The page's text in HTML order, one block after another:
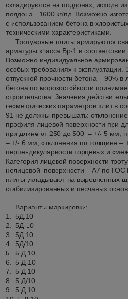
складируются на поддонах, исходя
поддона - 1600 кг/пд. Возможно
с использованием бетона в
техническими характеристиками.
Тротуарные плиты армируются
арматуры класса Вр-1 в
Возможно индивидуальное
особых требованиях к
отпускной прочности бетона – 90%
бетона по морозостойкости
строительства. Значения
геометрических параметров плит в
91 не должны превышать:
профиля лицевой поверхности при
при длине от 250 до 500 – +/- 5 мм;
– +/- 6 мм; отклонения по толщине –
перпендикулярности торцевых и
Категория лицевой поверхности
нелицевой поверхности – А7 по
плиты укладывают на выровненных
стабилизированных и песчаных
Варианты маркировки:
1. 5Д.10
2. 5Д-10
3. 5Д 10
4. 5Д/10
5. 5 Д.10
6. 5 Д-10
7. 5 Д 10
8. 5 Д/10
9. 5.Д.10